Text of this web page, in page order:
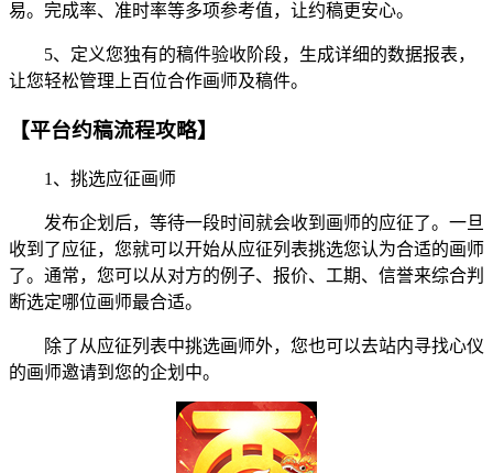
易。完成率、准时率等多项参考值，让约稿更安心。
5、定义您独有的稿件验收阶段，生成详细的数据报表，
让您轻松管理上百位合作画师及稿件。
【平台约稿流程攻略】
1、挑选应征画师
发布企划后，等待一段时间就会收到画师的应征了。一旦
收到了应征，您就可以开始从应征列表挑选您认为合适的画师
了。通常，您可以从对方的例子、报价、工期、信誉来综合判
断选定哪位画师最合适。
除了从应征列表中挑选画师外，您也可以去站内寻找心仪
的画师邀请到您的企划中。